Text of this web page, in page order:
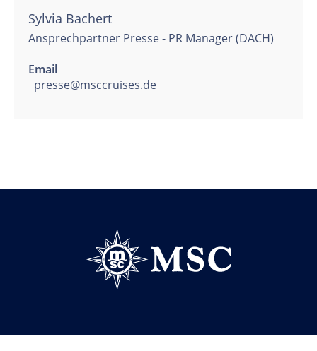
Sylvia Bachert
Ansprechpartner Presse - PR Manager (DACH)
Email
presse@msccruises.de
Follow us